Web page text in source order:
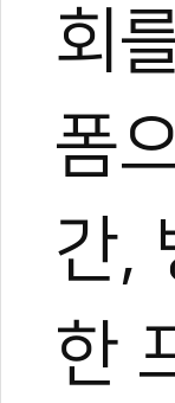
회
폼
간,
한
#문화체육관광부 #태